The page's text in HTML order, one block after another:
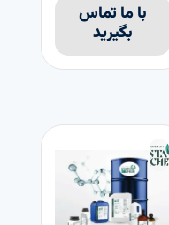
با ما تماس
بگیرید